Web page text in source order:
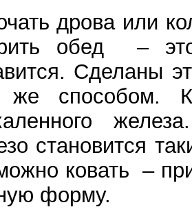
дрова или
обед –
Сделаны
же способом.
становится
ковать –
форму.